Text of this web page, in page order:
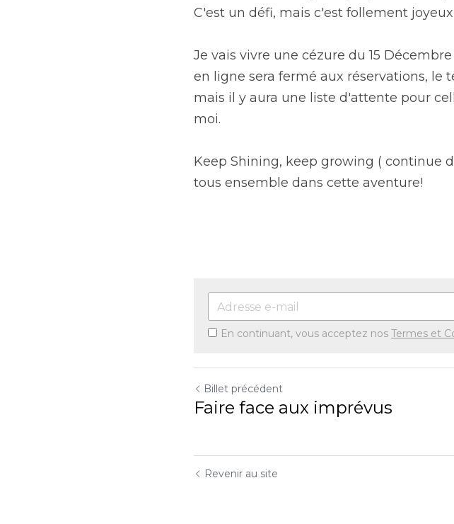
C'est un défi, mais c'est follement
Je vais vivre une cézure du 15
en ligne sera fermé aux réservations, le
mais il y aura une liste d'attente pour
moi.
Keep Shining, keep growing ( continue
tous ensemble dans cette aventure!
En continuant, vous acceptez nos Termes et
Billet précédent
Faire face aux imprévus
Revenir au site